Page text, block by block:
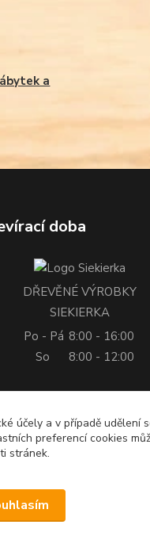
a
doba
DŘEVĚNÉ VÝROBKY
SIEKIERKA
Po - Pá 8:00 - 16:00
So
8:00 - 12:00
účely a v případě udělení
preferencí cookies
stránek.